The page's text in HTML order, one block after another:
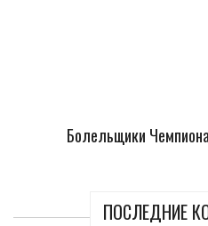
Болельщики
ПОСЛЕДНИЕ